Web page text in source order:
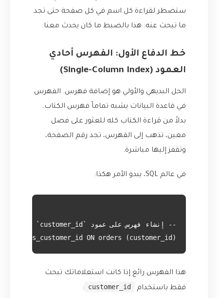
ستضطر لقراءة كل اسم في كل صفحة حتى تجد
ما تبحث عنه. هذا بالضبط ما كان يحدث معنا.
خط الدفاع الأول: الفهرس أحادي
العمود (Single-Column Index)
الحل البديهي والأولي هو إضافة فهرس. الفهرس
في قاعدة البيانات يشبه تماماً فهرس الكتاب.
بدلاً من قراءة الكتاب كله للعثور على فصل
معين، تذهب إلى الفهرس، تجد رقم الصفحة،
وتقفز إليها مباشرة.
في عالم SQL، يبدو الأمر هكذا:
idx_orders_customer_id ON orders (customer_id);
هذا الفهرس رائع إذا كانت استعلاماتك تبحث
فقط باستخدام
customer_id
: